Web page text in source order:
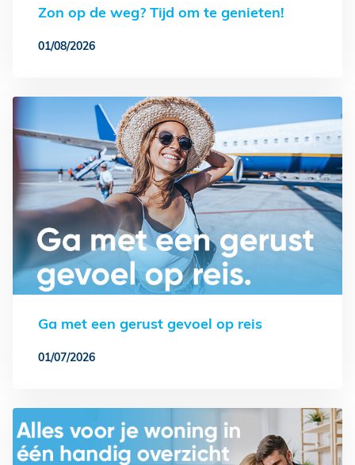
Zon op de weg? Tijd om te genieten!
01/08/2026
Ga met een gerust gevoel op reis
01/07/2026